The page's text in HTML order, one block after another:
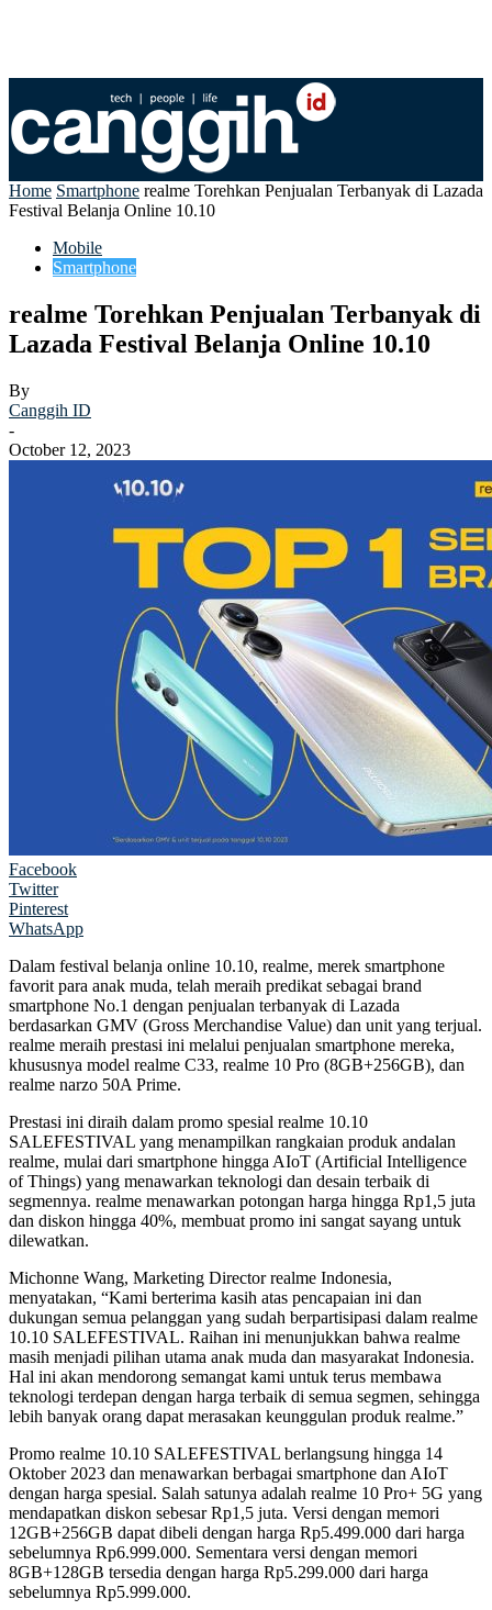
Home Smartphone realme Torehkan Penjualan Terbanyak di Lazada
Festival Belanja Online 10.10
Mobile
Smartphone
realme Torehkan Penjualan Terbanyak di
Lazada Festival Belanja Online 10.10
By
Canggih ID
-
October 12, 2023
Facebook
Twitter
Pinterest
WhatsApp
Dalam festival belanja online 10.10, realme, merek smartphone
favorit para anak muda, telah meraih predikat sebagai brand
smartphone No.1 dengan penjualan terbanyak di Lazada
berdasarkan GMV (Gross Merchandise Value) dan unit yang terjual.
realme meraih prestasi ini melalui penjualan smartphone mereka,
khususnya model realme C33, realme 10 Pro (8GB+256GB), dan
realme narzo 50A Prime.
Prestasi ini diraih dalam promo spesial realme 10.10
SALEFESTIVAL yang menampilkan rangkaian produk andalan
realme, mulai dari smartphone hingga AIoT (Artificial Intelligence
of Things) yang menawarkan teknologi dan desain terbaik di
segmennya. realme menawarkan potongan harga hingga Rp1,5 juta
dan diskon hingga 40%, membuat promo ini sangat sayang untuk
dilewatkan.
Michonne Wang, Marketing Director realme Indonesia,
menyatakan, “Kami berterima kasih atas pencapaian ini dan
dukungan semua pelanggan yang sudah berpartisipasi dalam realme
10.10 SALEFESTIVAL. Raihan ini menunjukkan bahwa realme
masih menjadi pilihan utama anak muda dan masyarakat Indonesia.
Hal ini akan mendorong semangat kami untuk terus membawa
teknologi terdepan dengan harga terbaik di semua segmen, sehingga
lebih banyak orang dapat merasakan keunggulan produk realme.”
Promo realme 10.10 SALEFESTIVAL berlangsung hingga 14
Oktober 2023 dan menawarkan berbagai smartphone dan AIoT
dengan harga spesial. Salah satunya adalah realme 10 Pro+ 5G yang
mendapatkan diskon sebesar Rp1,5 juta. Versi dengan memori
12GB+256GB dapat dibeli dengan harga Rp5.499.000 dari harga
sebelumnya Rp6.999.000. Sementara versi dengan memori
8GB+128GB tersedia dengan harga Rp5.299.000 dari harga
sebelumnya Rp5.999.000.